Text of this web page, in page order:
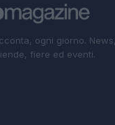
ogni giorno.
fiere ed eventi.